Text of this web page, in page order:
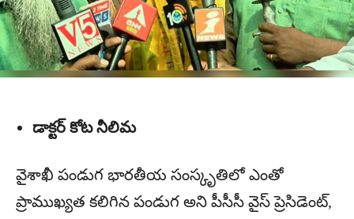
డాక్టర్ కోట నీలిమ
వైశాఖీ పండుగ భారతీయ సంస్కృతిలో ఎంతో
ప్రాముఖ్యత కలిగిన పండుగ అని పీసీసీ వైస్ ప్రెసిడెంట్,